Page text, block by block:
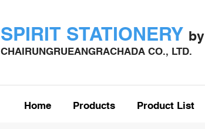
SPIRIT STATIONERY by
CHAIRUNGRUEANGRACHADA CO., LTD.
Home Products Product List